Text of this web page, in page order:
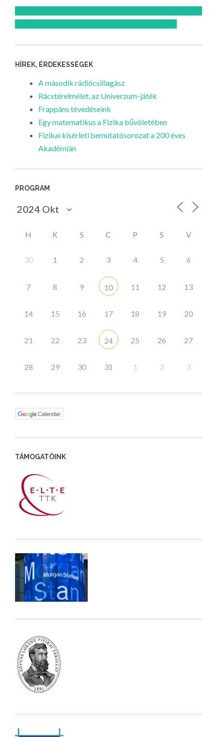
HÍREK, ÉRDEKESSÉGEK
A második rádiócsillagász
Rácstérelmélet, az Univerzum-játék
Frappáns tévedéseink
Egy matematikus a Fizika bűvöletében
Fizikai kísérleti bemutatósorozat a 200 éves
Akadémián
PROGRAM
H K S C P S V
30 1 2 3 4 5 6
7 8 9 10 11 12 13
14 15 16 17 18 19 20
21 22 23 24 25 26 27
28 29 30 31 1 2 3
TÁMOGATÓINK